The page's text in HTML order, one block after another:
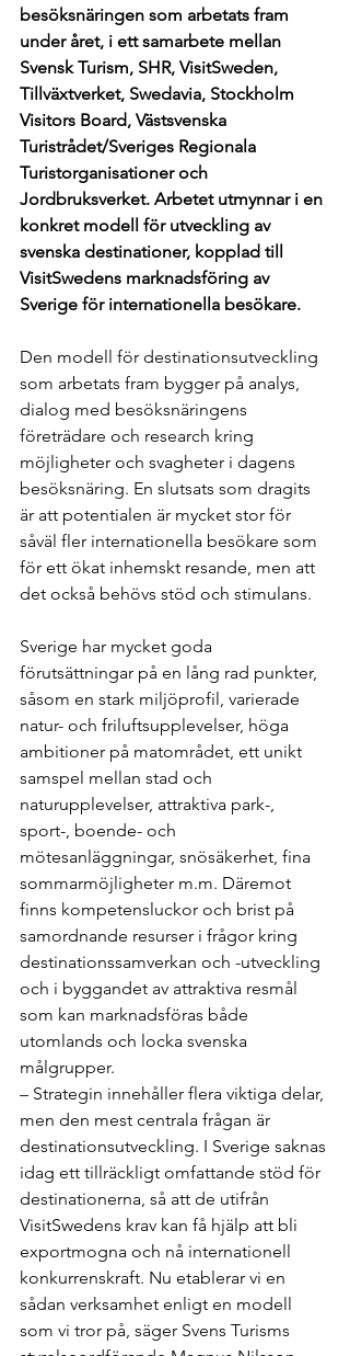
besöksnäringen som arbetats fram
under året, i ett samarbete mellan
Svensk Turism, SHR, VisitSweden,
Tillväxtverket, Swedavia, Stockholm
Visitors Board, Västsvenska
Turistrådet/Sveriges Regionala
Turistorganisationer och
Jordbruksverket. Arbetet utmynnar i en
konkret modell för utveckling av
svenska destinationer, kopplad till
VisitSwedens marknadsföring av
Sverige för internationella besökare.
Den modell för destinationsutveckling
som arbetats fram bygger på analys,
dialog med besöksnäringens
företrädare och research kring
möjligheter och svagheter i dagens
besöksnäring. En slutsats som dragits
är att potentialen är mycket stor för
såväl fler internationella besökare som
för ett ökat inhemskt resande, men att
det också behövs stöd och stimulans.
Sverige har mycket goda
förutsättningar på en lång rad punkter,
såsom en stark miljöprofil, varierade
natur- och friluftsupplevelser, höga
ambitioner på matområdet, ett unikt
samspel mellan stad och
naturupplevelser, attraktiva park-,
sport-, boende- och
mötesanläggningar, snösäkerhet, fina
sommarmöjligheter m.m. Däremot
finns kompetensluckor och brist på
samordnande resurser i frågor kring
destinationssamverkan och -utveckling
och i byggandet av attraktiva resmål
som kan marknadsföras både
utomlands och locka svenska
målgrupper.
– Strategin innehåller flera viktiga delar,
men den mest centrala frågan är
destinationsutveckling. I Sverige saknas
idag ett tillräckligt omfattande stöd för
destinationerna, så att de utifrån
VisitSwedens krav kan få hjälp att bli
exportmogna och nå internationell
konkurrenskraft. Nu etablerar vi en
sådan verksamhet enligt en modell
som vi tror på, säger Svens Turisms